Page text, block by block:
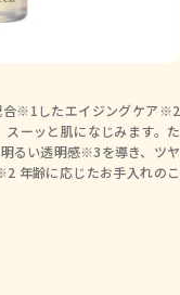
合※1したエイジングケア※2
ーッと肌になじみます。た
るい透明感※3を導き、ツヤ
年齢に応じたお手入れのこ